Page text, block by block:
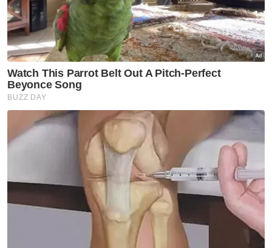
Datuk Seri Anwar Ibrahim dengan Menteri
Besar dan Ketua Menteri. Mungkin itu sebab
beliau kurang jelas banyak perkara,” katanya.
Pada masa sama Sheikh Umar berkata,
Kerajaan Madani tidak pernah mendakwa
semua dasar yang dilaksanakan adalah
sempurna, sebaliknya sentiasa terbuka
menerima pandangan rakyat serta
melakukan penambahbaikan dari semasa ke
"Matlamatnya tetap sama iaitu memastikan
subsidi sampai kepada mereka yang benar-
benar layak, membanteras ketirisan dan
melindungi kebajikan rakyat ketika dunia